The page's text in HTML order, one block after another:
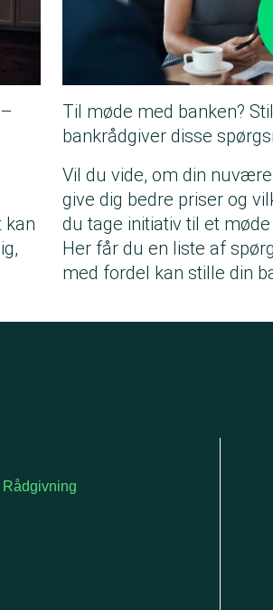
kan
Til møde med banken?
bankrådgiver disse
Vil du vide, om din
give dig bedre priser og
du tage initiativ til et
Her får du en liste af
med fordel kan stille din
Rådgivning